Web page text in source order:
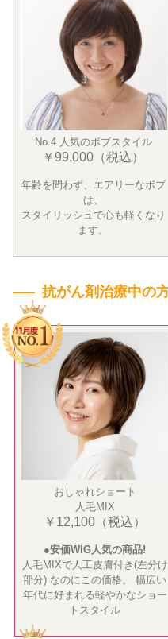
No.4 人気のボブスタイル
￥99,000（税込）
年齢を問わず、エアリーなボブ
は、
スタイリッシュで心も軽くなり
ます。
抗がん剤治療中の
おしゃれショート
人毛MIX
￥12,100（税込）
●安価WIG人気の商品!
人毛MIXで人工皮膚付き(左分け
部分) なのにこの価格。 幅広い
年代に好まれる軽やかなショー
トスタイル